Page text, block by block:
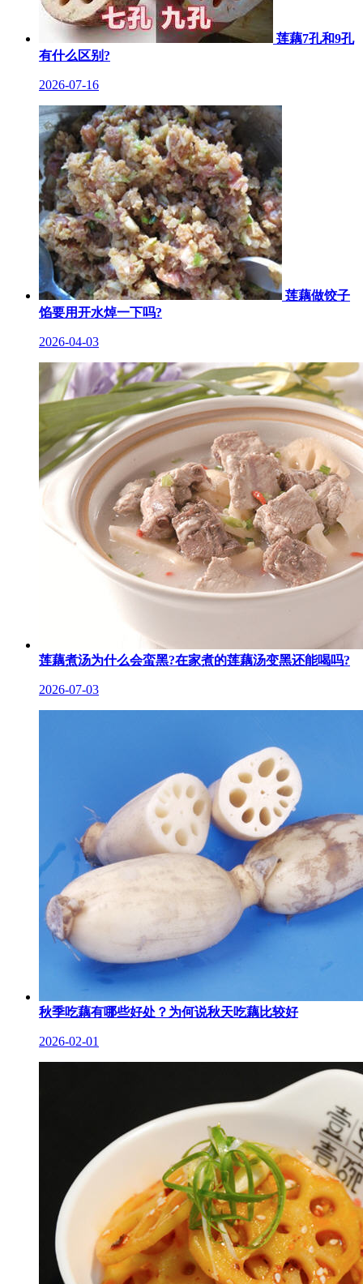
莲藕7孔和9孔
有什么区别?
2026-07-16
莲藕做饺子
馅要用开水焯一下吗?
2026-04-03
莲藕煮汤为什么会蛮黑?在家煮的莲藕汤变黑还能喝吗?
2026-07-03
秋季吃藕有哪些好处？为何说秋天吃藕比较好
2026-02-01